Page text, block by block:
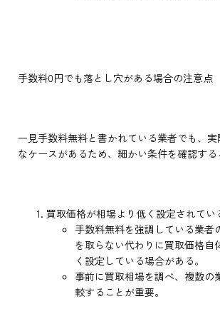
手数料0円でも落とし穴がある場合の注意点
一見手数料無料と書かれている業者でも、実
なケースがあるため、細かい条件を確認する
買取価格が相場より低く設定されてい
手数料無料を強調している業者
を取らない代わりに買取価格自
く設定している場合がある。
事前に買取相場を調べ、複数の
較することが重要。